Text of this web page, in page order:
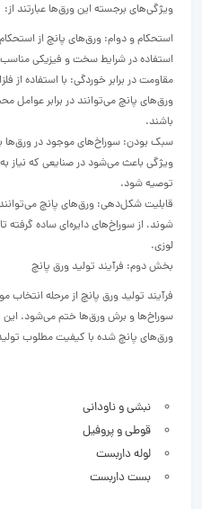
ویژگی‌های برجسته این ورق‌ها عبارتند از:
استحکام و دوام: ورق‌های پانچ از استحکام
استفاده در شرایط سخت و فیزیکی
مقاومت در برابر خوردگی: با استفاده از
ورق‌های پانچ می‌توانند در برابر
باشند.
سبک بودن: سوراخ‌های موجود در
ویژگی باعث می‌شود در صنایعی که نیاز
توصیه شود.
قابلیت شکل‌دهی: ورق‌های پانچ
شوند، از سوراخ‌های دایره‌ای ساده گرفته
لوزی.
بخش دوم: فرآیند تولید ورق پانچ
فرآیند تولید ورق پانچ از مرحله انتخاب
سوراخ‌ها و برش ورق‌ها ختم می‌شود. این
ورق‌های پانچ شده با کیفیت مطلوب
نبشی و ناودانی
قوطی و پروفیل
لوله داربست
بست داربست